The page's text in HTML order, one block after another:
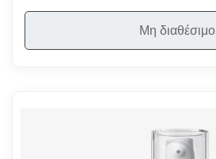
Μη διαθέσιμο